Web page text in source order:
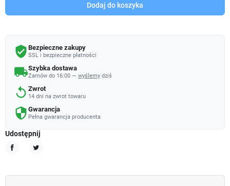
Dodaj do koszyka
verified_user Bezpieczne zakupy
SSL i bezpieczne płatności
local_shippingSzybka dostawa
Zamów do 16:00 — wyślemy dziś
replay Zwrot
14 dni na zwrot towaru
security Gwarancja
Pełna gwarancja producenta
Udostępnij